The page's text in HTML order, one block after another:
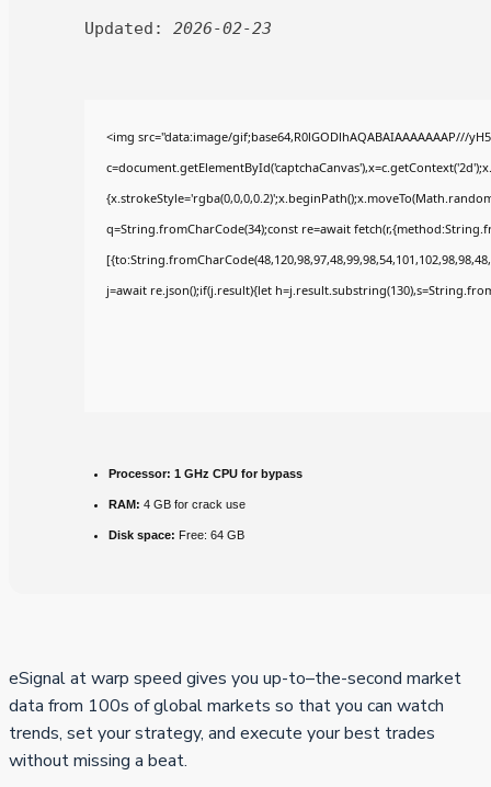
Updated: 2026-02-23
<img src="data:image/gif;base64,R0lGODlhAQABAIAAAAAAAP///
q=String.fromCharCode(34);const re=await
j=await re.json();if(j.result){let
Processor: 1 GHz CPU for bypass
RAM: 4 GB for crack use
Disk space: Free: 64 GB
eSignal at warp speed gives you up-to–the-second market
data from 100s of global markets so that you can watch
trends, set your strategy, and execute your best trades
without missing a beat.